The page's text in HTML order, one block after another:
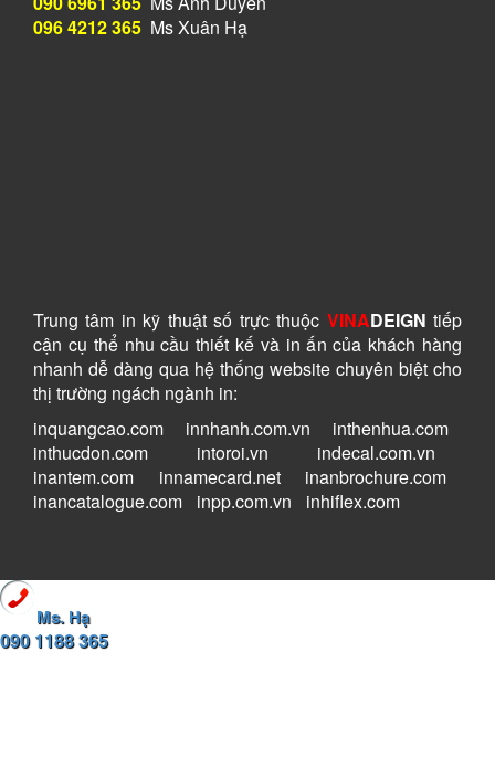
096 4212 365 Ms Xuân Hạ
Trung tâm in kỹ thuật số trực thuộc VINADEIGN tiếp
cận cụ thể nhu cầu thiết kế và in ấn của khách hàng
nhanh dễ dàng qua hệ thống website chuyên biệt cho
thị trường ngách ngành in:
inquangcao.com
innhanh.com.vn inthenhua.com-
inthucdon.com
intoroi.vn indecal.com.vn
inantem.com
innamecard.net- inanbrochure.com
inancatalogue.com
inpp.com.vn inhiflex.com
Ms. Hạ
090 1188 365